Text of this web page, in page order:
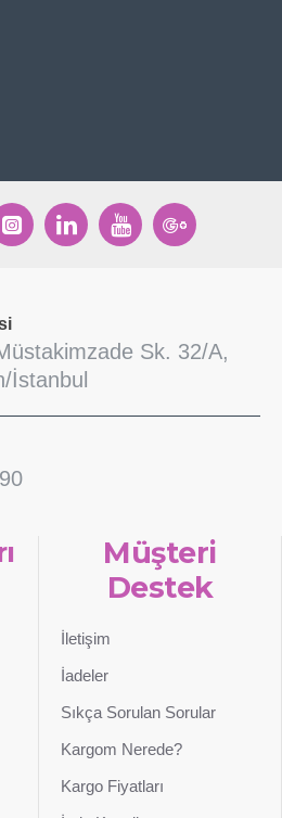
Sk. 32/A,
İstanbul
Müşteri
Destek
İletişim
İadeler
Sıkça Sorulan Sorular
Kargom Nerede?
Kargo Fiyatları